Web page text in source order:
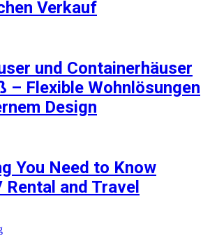
Verkauf
und Containerhäuser
– Flexible Wohnlösungen
Design
You Need to Know
Rental and Travel